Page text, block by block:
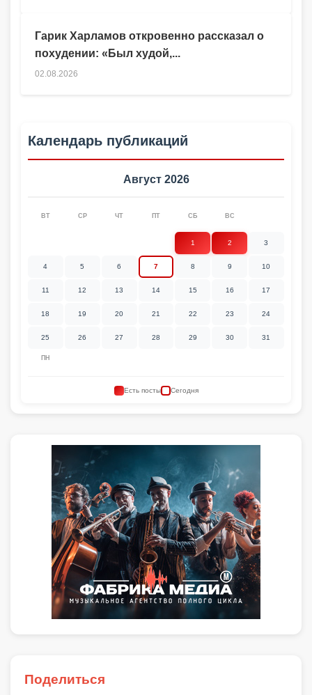
Гарик Харламов откровенно рассказал о
похудении: «Был худой,...
02.08.2026
Календарь публикаций
Август 2026
ПН
ВТ СР ЧТ ПТ СБ ВС
1 2 3
4 5 6 7 8 9 10
11 12 13 14 15 16 17
18 19 20 21 22 23 24
25 26 27 28 29 30 31
Есть посты Сегодня
Поделиться